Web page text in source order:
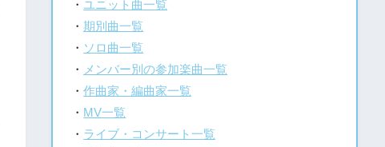
・ ユニット曲一覧
・期別曲一覧
・ ソロ曲一覧
・ メンバー別の参加楽曲一覧
・作曲家・編曲家一覧
・ MV一覧
・ ライブ・コンサート一覧